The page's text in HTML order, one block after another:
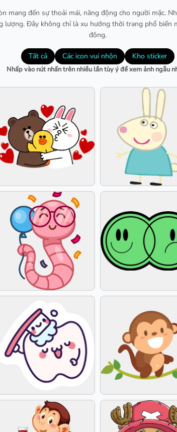
mang đến sự thoải mái, năng động cho người mặc.
Đây không chỉ là xu hướng thời trang phổ biến
đông.
Tất cả Các icon vui nhộn Kho sticker
Nhấp vào nút nhấn trên nhiều lần tùy ý để xem ảnh ngẫu